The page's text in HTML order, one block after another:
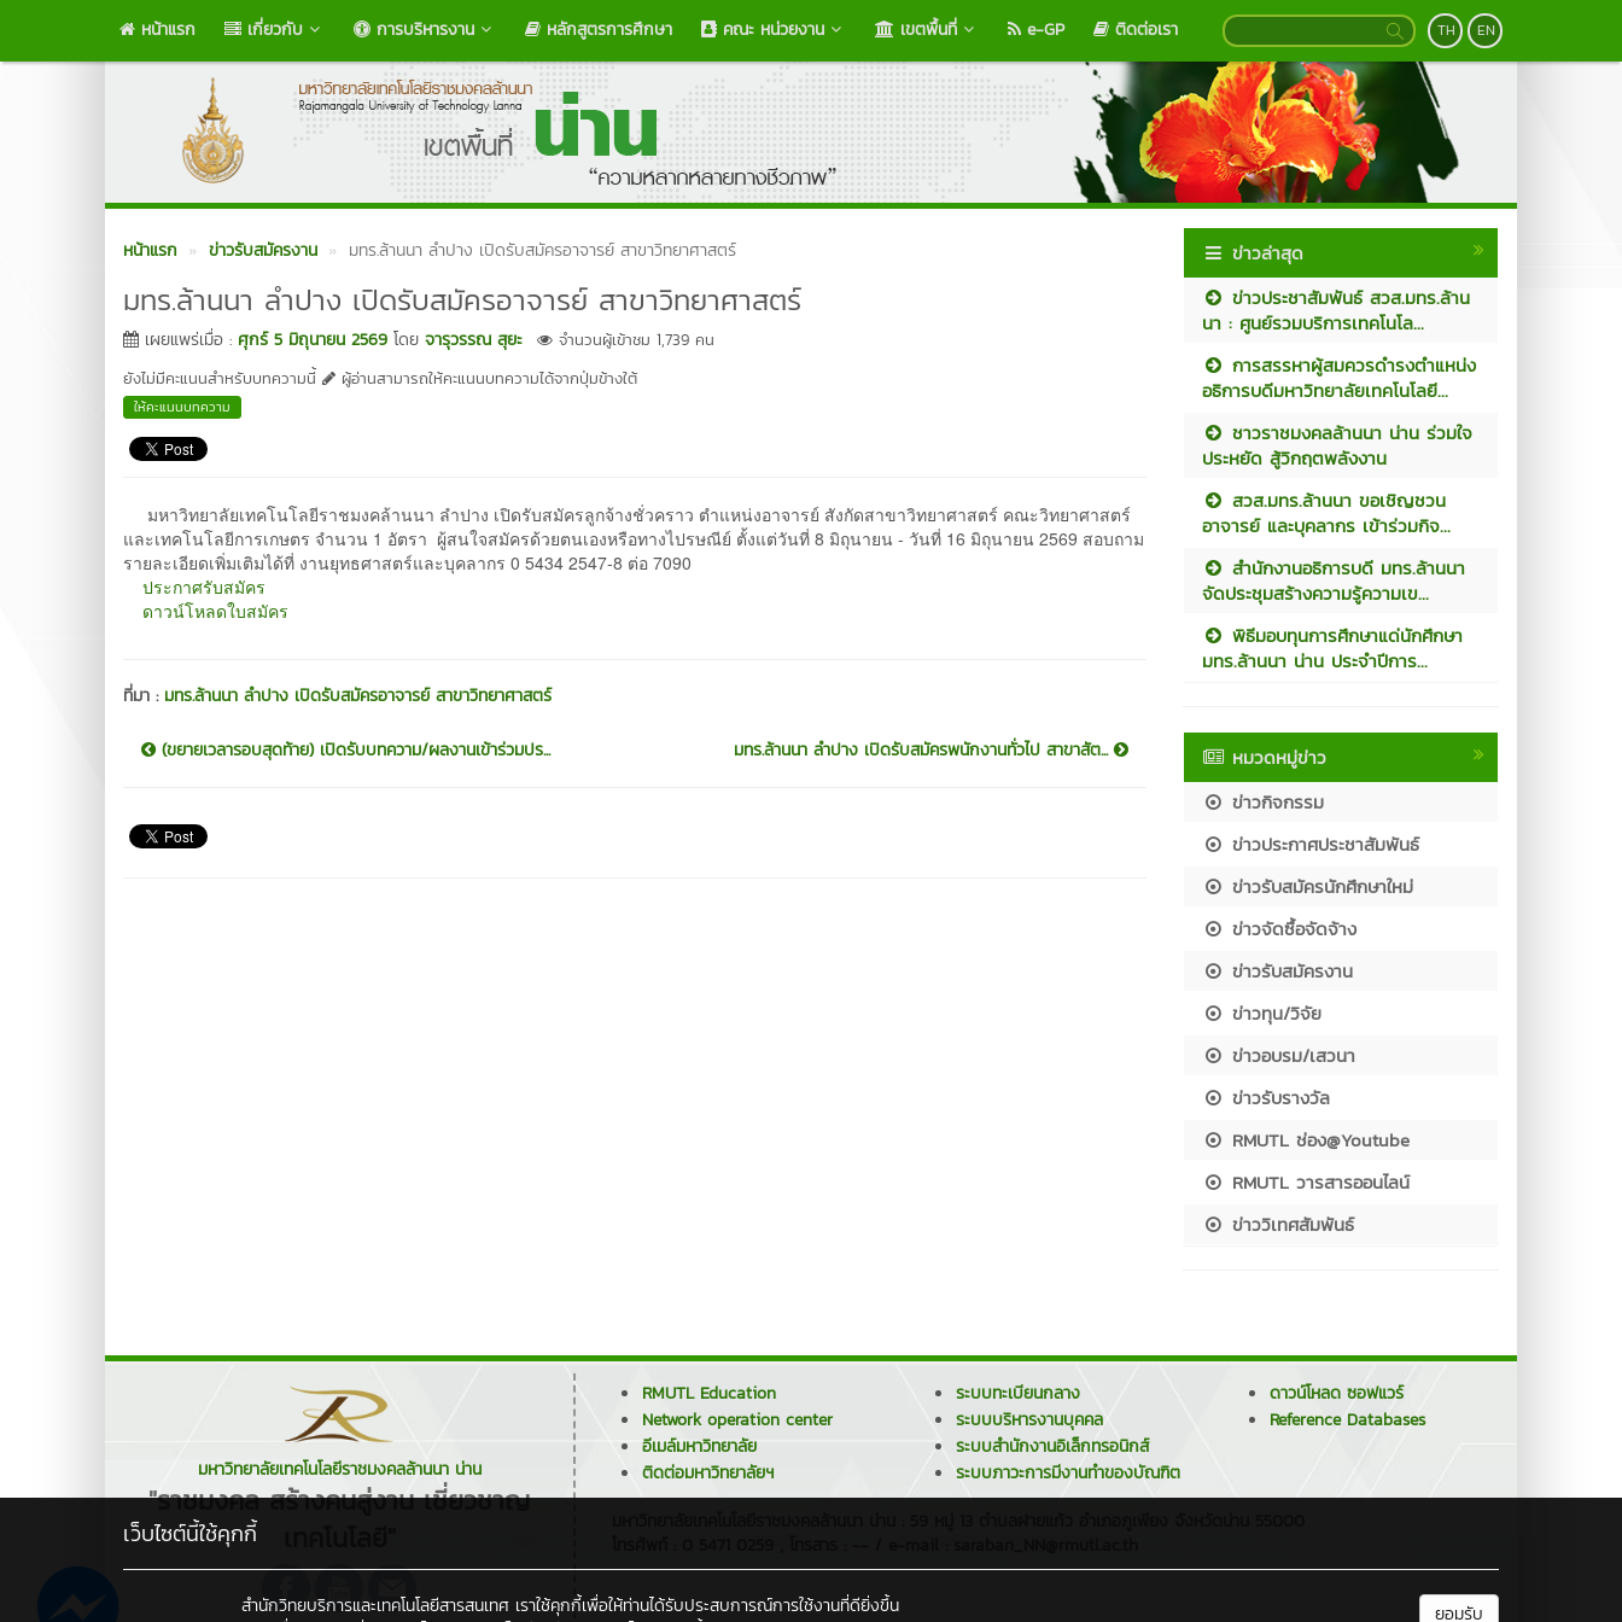
หน้าแรก เกี่ยวกับ การบริหารงาน หลักสูตรการศึกษา คณะ หน่วยงาน เขตพื้นที่ e-GP ติดต่อเรา TH EN
หน้าแรก ข่าวรับสมัครงาน มทร.ล้านนา ลำปาง เปิดรับสมัครอาจารย์ สาขาวิทยาศาสตร์
มทร.ล้านนา ลำปาง เปิดรับสมัครอาจารย์ สาขาวิทยาศาสตร์
เผยแพร่เมื่อ : ศุกร์ 5 มิถุนายน 2569 โดย จารุวรรณ สุยะ
จำนวนผู้เข้าชม 1,739 คน
ยังไม่มีคะแนนสำหรับบทความนี้
ผู้อ่านสามารถให้คะแนนบทความได้จากปุ่มข้างใต้
ให้คะแนนบทความ
มหาวิทยาลัยเทคโนโลยีราชมงคล้านนา ลำปาง เปิดรับสมัครลูกจ้างชั่วคราว ตำแหน่งอาจารย์ สังกัดสาขาวิทยาศาสตร์ คณะวิทยาศาสตร์
และเทคโนโลยีการเกษตร จำนวน 1 อัตรา ผู้สนใจสมัครด้วยตนเองหรือทางไปรษณีย์ ตั้งแต่วันที่ 8 มิถุนายน - วันที่ 16 มิถุนายน 2569 สอบถาม
รายละเอียดเพิ่มเติมได้ที่ งานยุทธศาสตร์และบุคลากร 0 5434 2547-8 ต่อ 7090
ประกาศรับสมัคร
ดาวน์โหลดใบสมัคร
ที่มา : มทร.ล้านนา ลำปาง เปิดรับสมัครอาจารย์ สาขาวิทยาศาสตร์
(ขยายเวลารอบสุดท้าย) เปิดรับบทความ/ผลงานเข้าร่วมปร... มทร.ล้านนา ลำปาง เปิดรับสมัครพนักงานทั่วไป สาขาสัต...
ข่าวล่าสุด
ข่าวประชาสัมพันธ์ สวส.มทร.ล้าน
นา : ศูนย์รวมบริการเทคโนโล...
การสรรหาผู้สมควรดำรงตำแหน่ง
อธิการบดีมหาวิทยาลัยเทคโนโลยี...
ชาวราชมงคลล้านนา น่าน ร่วมใจ
ประหยัด สู้วิกฤตพลังงาน
สวส.มทร.ล้านนา ขอเชิญชวน
อาจารย์ และบุคลากร เข้าร่วมกิจ...
สำนักงานอธิการบดี มทร.ล้านนา
จัดประชุมสร้างความรู้ความเข...
พิธีมอบทุนการศึกษาแด่นักศึกษา
มทร.ล้านนา น่าน ประจำปีการ...
หมวดหมู่ข่าว
ข่าวกิจกรรม
ข่าวประกาศประชาสัมพันธ์
ข่าวรับสมัครนักศึกษาใหม่
ข่าวจัดซื้อจัดจ้าง
ข่าวรับสมัครงาน
ข่าวทุน/วิจัย
ข่าวอบรม/เสวนา
ข่าวรับรางวัล
RMUTL ช่อง@Youtube
RMUTL วารสารออนไลน์
ข่าววิเทศสัมพันธ์
มหาวิทยาลัยเทคโนโลยีราชมงคลล้านนา น่าน
"ราชมงคล สร้างคนสู่งาน เชี่ยวชาญ
RMUTL Education
Network operation center
อีเมล์มหาวิทยาลัย
ติดต่อมหาวิทยาลัยฯ
ระบบทะเบียนกลาง
ระบบบริหารงานบุคคล
ระบบสำนักงานอิเล็กทรอนิกส์
ระบบภาวะการมีงานทำของบัณฑิต
ดาวน์โหลด ซอฟแวร์
Reference Databases
เว็บไซต์นี้ใช้คุกกี้
สำนักวิทยบริการและเทคโนโลยีสารสนเทศ เราใช้คุกกี้เพื่อให้ท่านได้รับประสบการณ์การใช้งานที่ดียิ่งขึ้น
ยอมรับ